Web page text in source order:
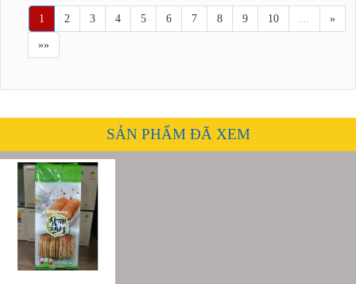
1 2 3 4 5 6 7 8 9 10 … »
»»
SẢN PHẨM ĐÃ XEM